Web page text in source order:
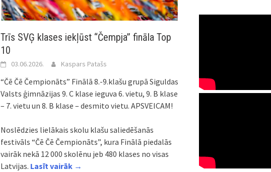
Trīs SVĢ klases iekļūst “Čempja” fināla Top
10
03.06.2026. Kaspars Patašs
“Čē Čē Čempionāts” Finālā 8.-9.klašu grupā Siguldas
Valsts ģimnāzijas 9. C klase ieguva 6. vietu, 9. B klase
– 7. vietu un 8. B klase – desmito vietu. APSVEICAM!
Noslēdzies lielākais skolu klašu saliedēšanās
festivāls “Čē Čē Čempionāts”, kura Finālā piedalās
vairāk nekā 12 000 skolēnu jeb 480 klases no visas
Latvijas. Lasīt vairāk →